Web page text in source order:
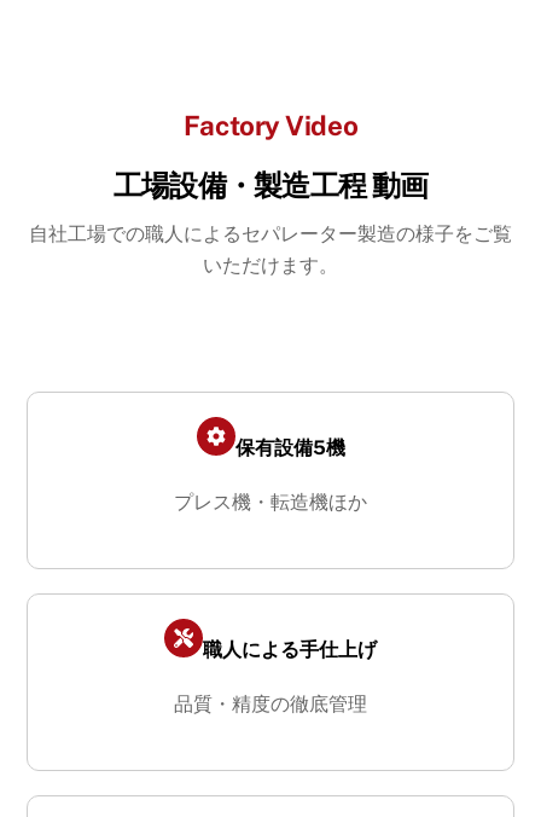
Factory Video
工場設備・製造工程 動画
自社工場での職人によるセパレーター製造の様子をご覧
いただけます。
保有設備5機
プレス機・転造機ほか
職人による手仕上げ
品質・精度の徹底管理